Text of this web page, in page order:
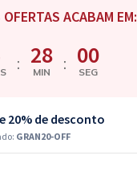
OFERTAS ACABAM EM:
: 27
MIN : 59
SEG
20% de desconto
GRAN20-OFF